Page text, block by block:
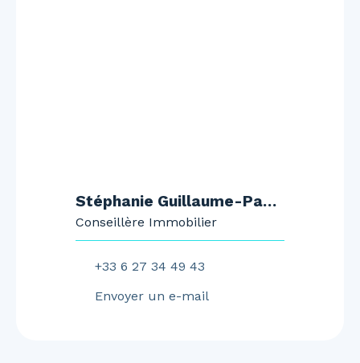
Stéphanie Guillaume-Pauly
Conseillère Immobilier
+33 6 27 34 49 43
Envoyer un e-mail